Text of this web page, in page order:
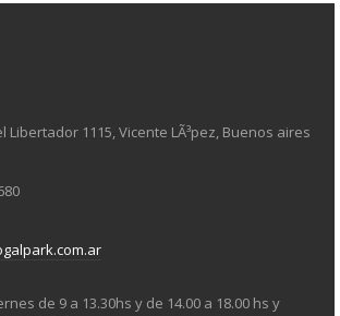
Libertador 1115, Vicente LÃ³pez, Buenos aires
de 9 a 13.30hs y de 14.00 a 18.00 hs y